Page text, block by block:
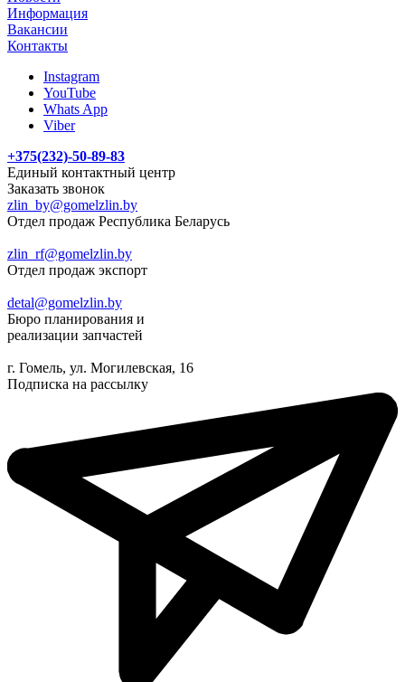
Информация
Вакансии
Контакты
Instagram
YouTube
Whats App
Viber
+375(232)-50-89-83
Единый контактный центр
Заказать звонок
zlin_by@gomelzlin.by
Отдел продаж Республика Беларусь
zlin_rf@gomelzlin.by
Отдел продаж экспорт
detal@gomelzlin.by
Бюро планирования и
реализации запчастей
г. Гомель, ул. Могилевская, 16
Подписка на рассылку